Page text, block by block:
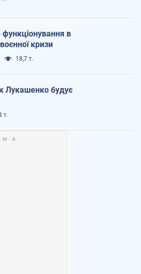
функціонування в
кризи
18,7 т.
Лукашенко будує
т.